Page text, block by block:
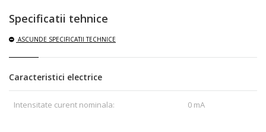
Specificatii tehnice
ASCUNDE SPECIFICATII TECHNICE
Caracteristici electrice
Intensitate curent nominala: 0 mA